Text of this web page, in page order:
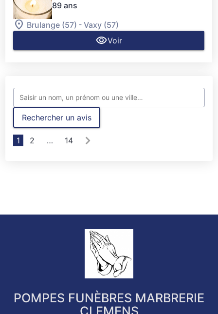
89 ans
Brulange (57) -Vaxy (57)
Voir
Rechercher un avis
1 2 … 14
POMPES FUNÈBRES MARBRERIE
CLEMENS